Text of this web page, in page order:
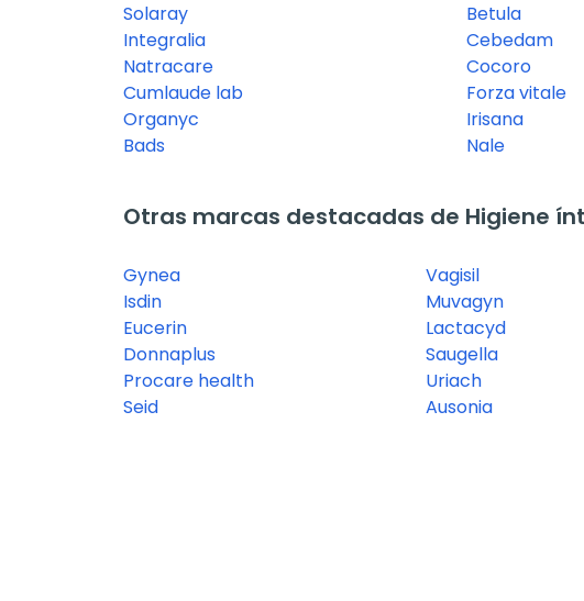
Solaray
Integralia
Natracare
Cumlaude lab
Organyc
Bads
Betula
Cebedam
Cocoro
Forza vitale
Irisana
Nale
Otras marcas destacadas de Higiene
Gynea
Isdin
Eucerin
Donnaplus
Procare health
Seid
Vagisil
Muvagyn
Lactacyd
Saugella
Uriach
Ausonia